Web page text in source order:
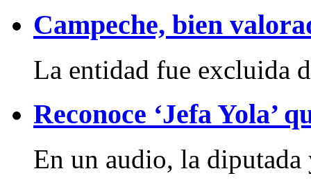
Campeche, bien
La entidad fue excluida
Reconoce ‘Jefa Yola’
En un audio, la diputada